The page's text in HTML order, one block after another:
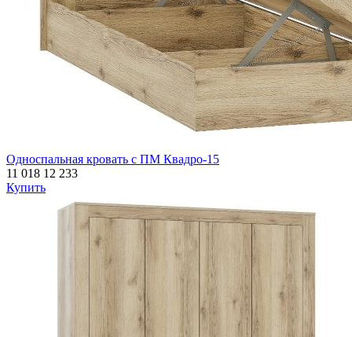
Односпальная кровать с ПМ Квадро-15
11 018 12 233
Купить